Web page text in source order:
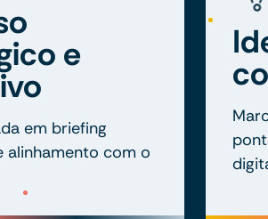
e
em briefing
alinhamento com o